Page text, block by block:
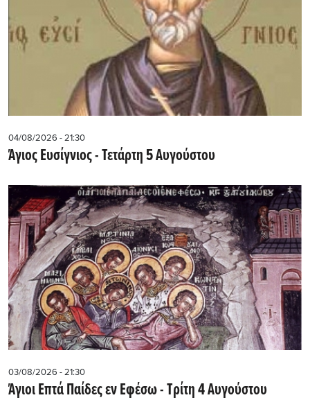
04/08/2026 - 21:30
Άγιος Ευσίγνιος - Τετάρτη 5 Αυγούστου
03/08/2026 - 21:30
Άγιοι Επτά Παίδες εν Εφέσω - Τρίτη 4 Αυγούστου